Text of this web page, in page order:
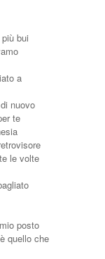
bui
a
nuovo
te
le volte
posto
quello che